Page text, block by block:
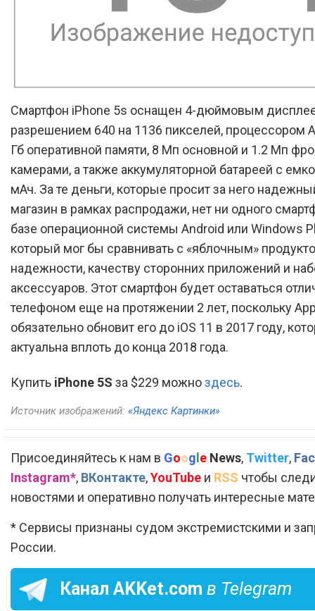
Смартфон iPhone 5s оснащен 4-дюймовым
разрешением 640 на 1136 пикселей, процессором
Гб оперативной памяти, 8 Мп основной и 1.2 Мп
камерами, а также аккумуляторной батареей с
мАч. За те деньги, которые просит за него
магазин в рамках распродажи, нет ни одного
базе операционной системы Android или Windows
который мог бы сравнивать с «яблочным»
надежности, качеству сторонних приложений и
аксессуаров. Этот смартфон будет оставаться
телефоном еще на протяжении 2 лет, поскольку
обязательно обновит его до iOS 11 в 2017 году,
актуальна вплоть до конца 2018 года.
Купить iPhone 5S за $229 можноздесь.
Источник изображений: «Яндекс Картинки»
Присоединяйтесь к нам в Google News, Twitter,
Instagram*, ВКонтакте,YouTube и RSS чтобы
новостями и оперативно получать интересные
* Сервисы признаны судом экстремистскими и
России.
Канал AKKet.com в Telegram